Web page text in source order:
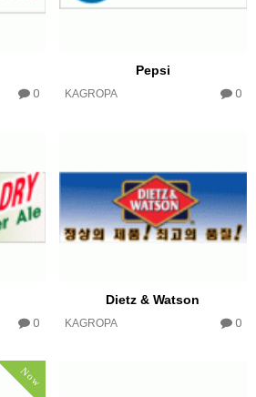
0
Pepsi
KAGROPA 0
0
Dietz & Watson
KAGROPA 0
Now